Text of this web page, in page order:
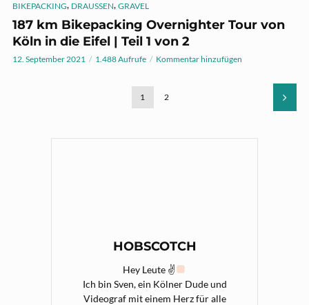
BIKEPACKING, DRAUSSEN, GRAVEL
187 km Bikepacking Overnighter Tour von
Köln in die Eifel | Teil 1 von 2
12. September 2021 1.488 Aufrufe Kommentar hinzufügen
1 2
HOBSCOTCH
Hey Leute ✌
Ich bin Sven, ein Kölner Dude und
Videograf mit einem Herz für alle